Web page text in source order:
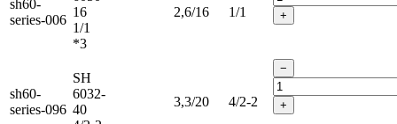
sh60-
series-006
16
1/1
*3
2,6/16 1/1 +
sh60-
series-096
SH
6032-
40
3,3/20 4/2-2
−
+